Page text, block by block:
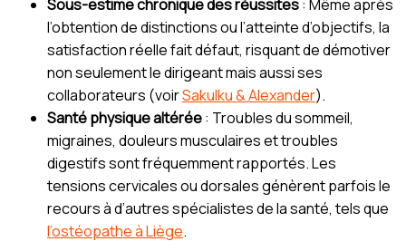
Sous-estime chronique des réussites: Même après
l’obtention de distinctions ou l’atteinte d’objectifs, la
satisfaction réelle fait défaut, risquant de démotiver
non seulement le dirigeant mais aussi ses
collaborateurs (voirSakulku & Alexander).
Santé physique altérée: Troubles du sommeil,
migraines, douleurs musculaires et troubles
digestifs sont fréquemment rapportés. Les
tensions cervicales ou dorsales génèrent parfois le
recours à d’autres spécialistes de la santé, tels que
l’ostéopathe à Liège.